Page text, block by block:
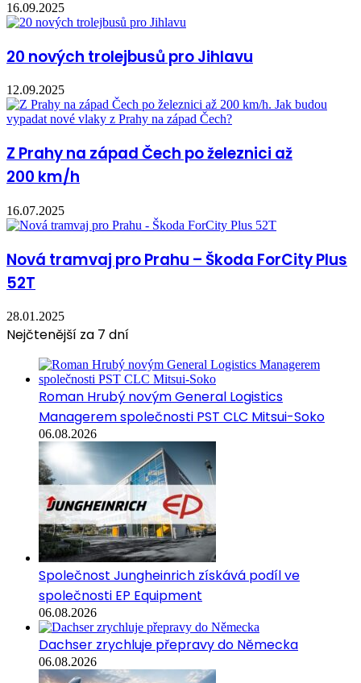
16.09.2025
20 nových trolejbusů pro Jihlavu
12.09.2025
Z Prahy na západ Čech po železnici až
200 km/h
16.07.2025
Nová tramvaj pro Prahu – Škoda ForCity Plus
52T
28.01.2025
Nejčtenější za 7 dní
Roman Hrubý novým General Logistics
Managerem společnosti PST CLC Mitsui-Soko
06.08.2026
Společnost Jungheinrich získává podíl ve
společnosti EP Equipment
06.08.2026
Dachser zrychluje přepravy do Německa
06.08.2026